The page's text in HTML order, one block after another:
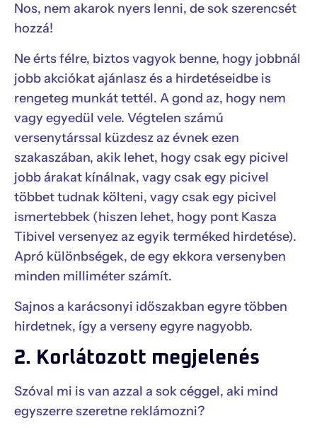
Nos, nem akarok nyers lenni, de sok szerencsét
hozzá!
Ne érts félre, biztos vagyok benne, hogy jobbnál
jobb akciókat ajánlasz és a hirdetéseidbe is
rengeteg munkát tettél. A gond az, hogy nem
vagy egyedül vele. Végtelen számú
versenytárssal küzdesz az évnek ezen
szakaszában, akik lehet, hogy csak egy picivel
jobb árakat kínálnak, vagy csak egy picivel
többet tudnak költeni, vagy csak egy picivel
ismertebbek (hiszen lehet, hogy pont Kasza
Tibivel versenyez az egyik terméked hirdetése).
Apró különbségek, de egy ekkora versenyben
minden milliméter számít.
Sajnos a karácsonyi időszakban egyre többen
hirdetnek, így a verseny egyre nagyobb.
2. Korlátozott megjelenés
Szóval mi is van azzal a sok céggel, aki mind
egyszerre szeretne reklámozni?